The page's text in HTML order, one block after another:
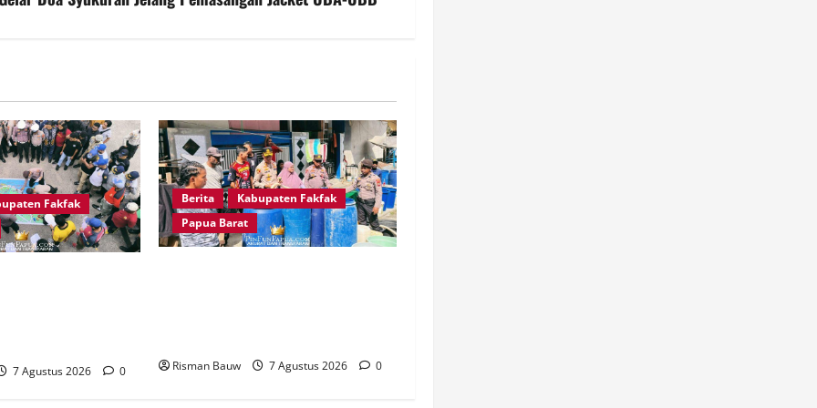
Fakfak
7 Agustus 2026 0
Berita
Kabupaten Fakfak
Papua Barat
Risman Bauw 7 Agustus 2026 0